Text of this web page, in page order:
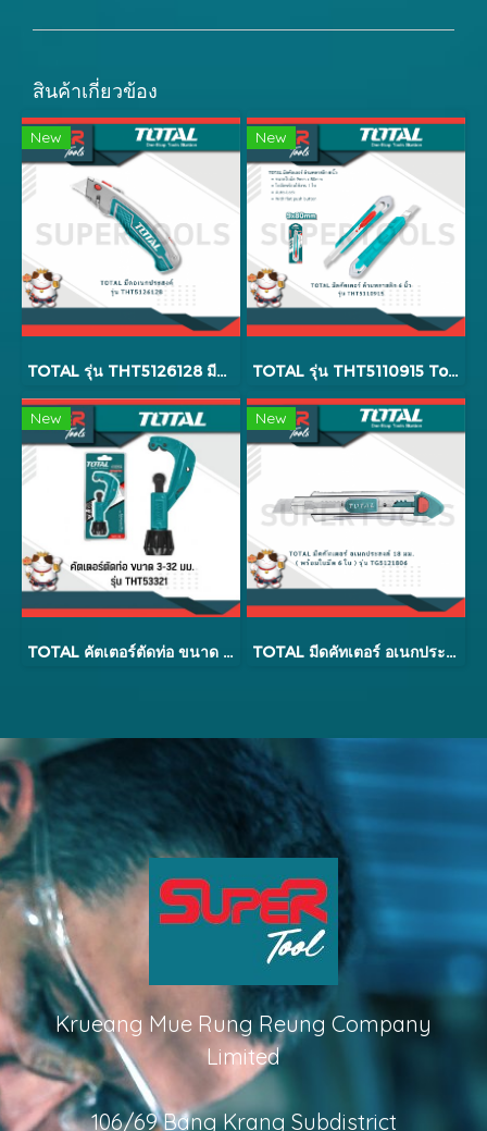
สินค้าเกี่ยวข้อง
New
TOTAL รุ่น THT5126128 มีดอเนกประสงค์
New
TOTAL รุ่น THT5110915 Total มีดคัตเตอร์ ด้ามพลาสติก 6 นิ้ว
New
TOTAL คัตเตอร์ตัดท่อ ขนาด 3-32 มม.รุ่น THT53321 (Pipe Cutter )
New
TOTAL มีดคัทเตอร์ อเนกประสงค์ 18 มม. ( พร้อมใบมีด 6 ใบ ) รุ่น TG5121806 (Utility Knife)
Krueang Mue Rung Reung Company
Limited
106/69 Bang Krang Subdistrict